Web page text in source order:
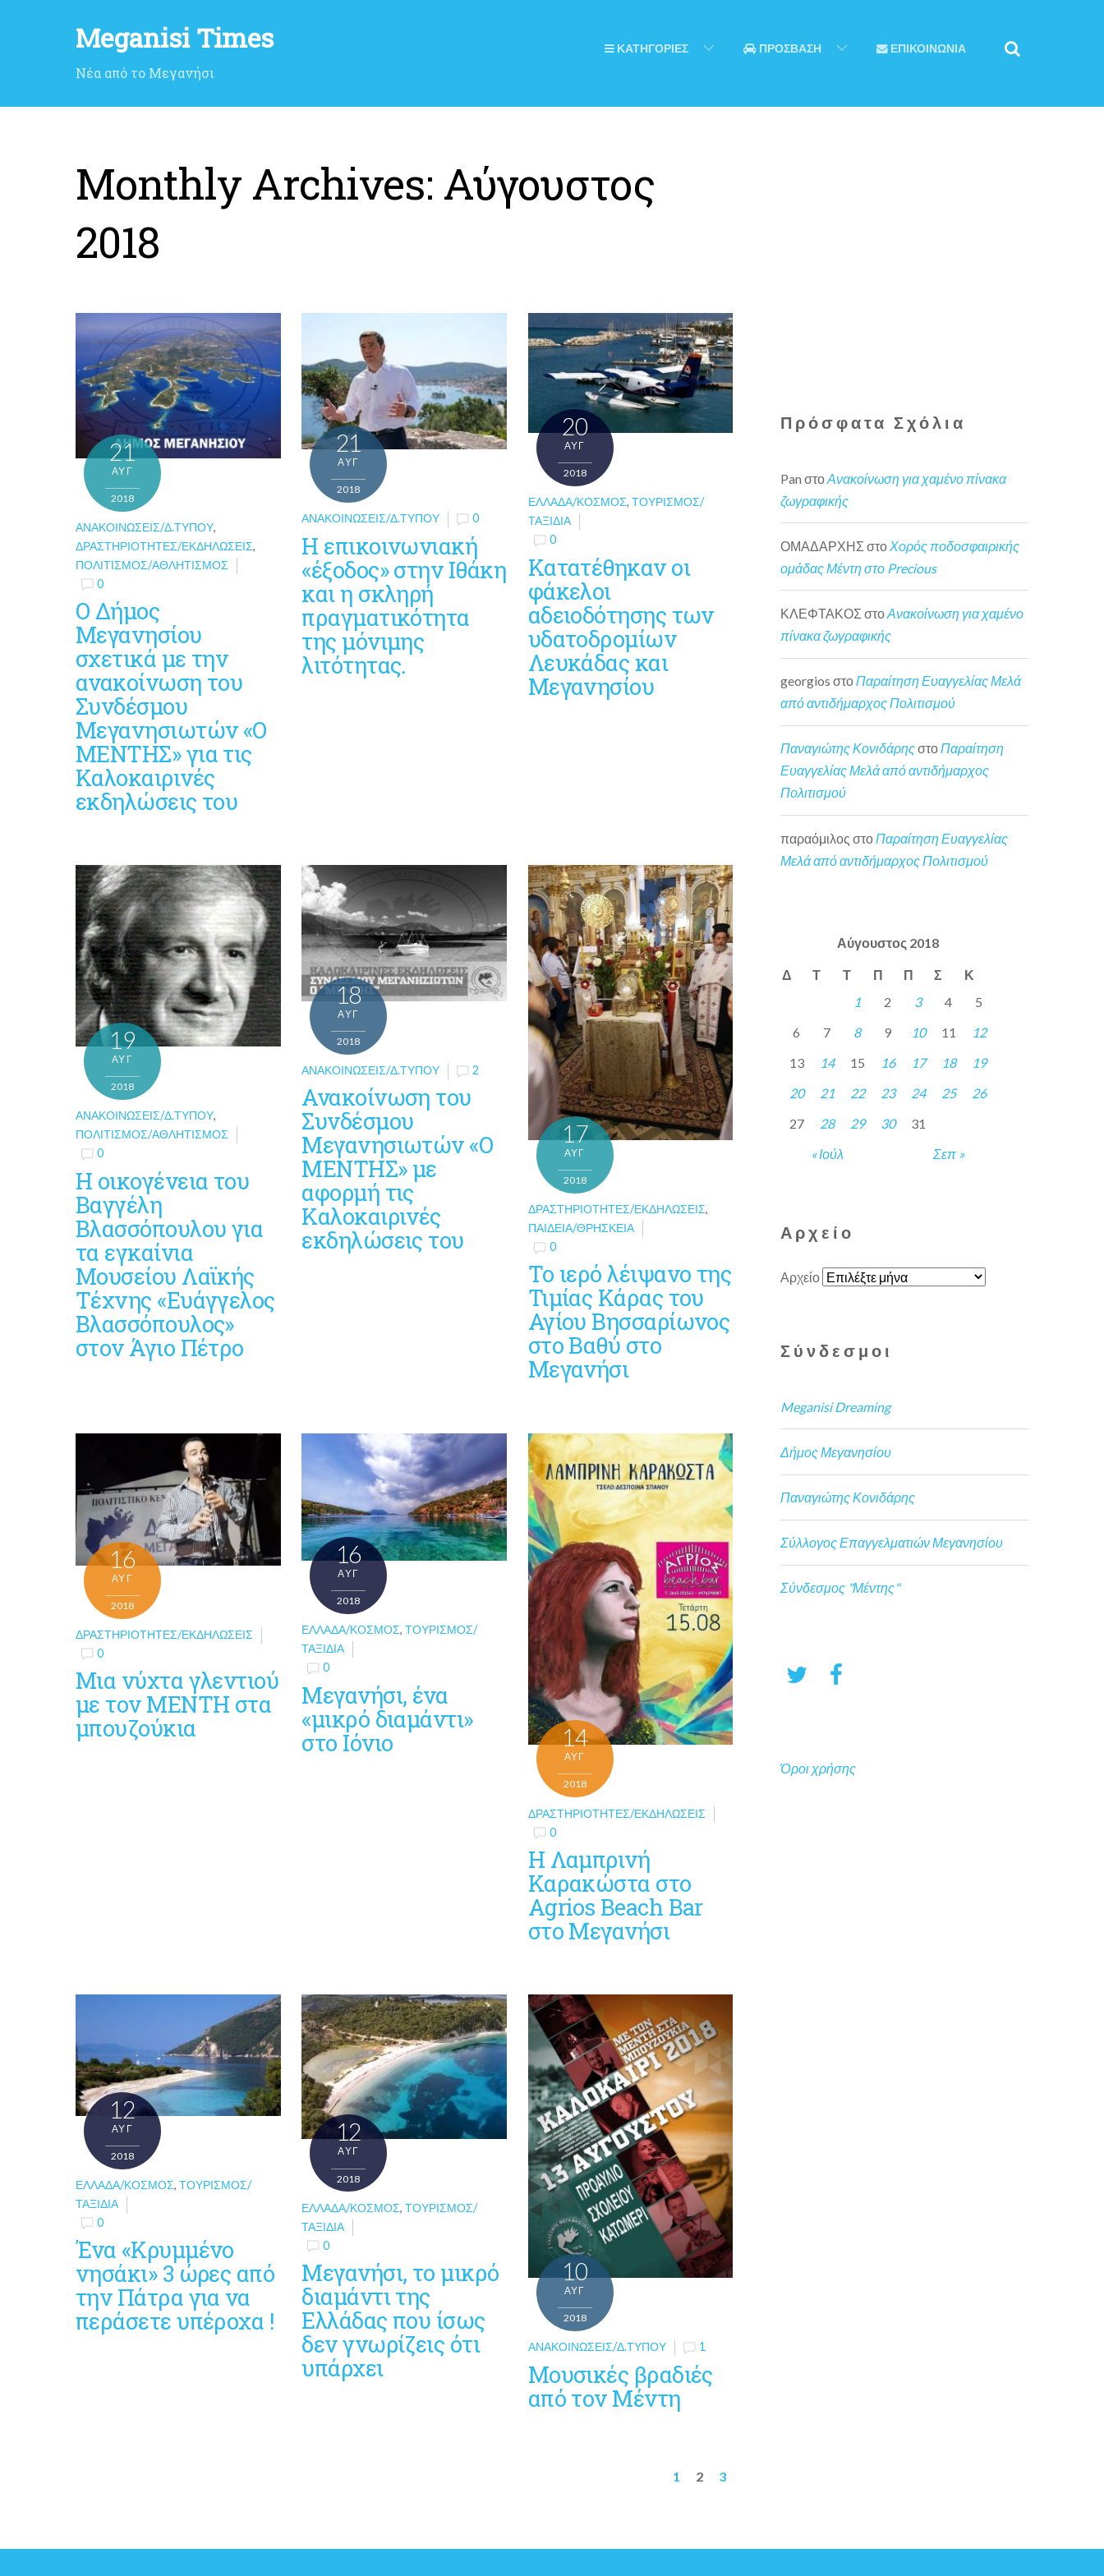
Meganisi Times
Νέα από το Μεγανήσι
ΚΑΤΗΓΟΡΙΕΣ ΠΡΟΣΒΑΣΗ ΕΠΙΚΟΙΝΩΝΙΑ
Monthly Archives: Αύγουστος
2018
21
ΑΥΓ
2018
ΑΝΑΚΟΙΝΏΣΕΙΣ/Δ.ΤΎΠΟΥ,
ΔΡΑΣΤΗΡΙΌΤΗΤΕΣ/ΕΚΔΗΛΏΣΕΙΣ,
ΠΟΛΙΤΙΣΜΌΣ/ΑΘΛΗΤΙΣΜΌΣ
0
Ο Δήμος
Μεγανησίου
σχετικά με την
ανακοίνωση του
Συνδέσμου
Μεγανησιωτών «Ο
ΜΕΝΤΗΣ» για τις
Καλοκαιρινές
εκδηλώσεις του
21
ΑΥΓ
2018
ΑΝΑΚΟΙΝΏΣΕΙΣ/Δ.ΤΎΠΟΥ 0
Η επικοινωνιακή
«έξοδος» στην Ιθάκη
και η σκληρή
πραγματικότητα
της μόνιμης
λιτότητας.
20
ΑΥΓ
2018
ΕΛΛΆΔΑ/ΚΌΣΜΟΣ, ΤΟΥΡΙΣΜΌΣ/
ΤΑΞΊΔΙΑ
0
Κατατέθηκαν οι
φάκελοι
αδειοδότησης των
υδατοδρομίων
Λευκάδας και
Μεγανησίου
19
ΑΥΓ
2018
ΑΝΑΚΟΙΝΏΣΕΙΣ/Δ.ΤΎΠΟΥ,
ΠΟΛΙΤΙΣΜΌΣ/ΑΘΛΗΤΙΣΜΌΣ
0
Η οικογένεια του
Βαγγέλη
Βλασσόπουλου για
τα εγκαίνια
Μουσείου Λαϊκής
Τέχνης «Ευάγγελος
Βλασσόπουλος»
στον Άγιο Πέτρο
18
ΑΥΓ
2018
ΑΝΑΚΟΙΝΏΣΕΙΣ/Δ.ΤΎΠΟΥ 2
Ανακοίνωση του
Συνδέσμου
Μεγανησιωτών «Ο
ΜΕΝΤΗΣ» με
αφορμή τις
Καλοκαιρινές
εκδηλώσεις του
17
ΑΥΓ
2018
ΔΡΑΣΤΗΡΙΌΤΗΤΕΣ/ΕΚΔΗΛΏΣΕΙΣ,
ΠΑΙΔΕΊΑ/ΘΡΗΣΚΕΊΑ
0
Το ιερό λέιψανο της
Τιμίας Κάρας του
Αγίου Βησσαρίωνος
στο Βαθύ στο
Μεγανήσι
16
ΑΥΓ
2018
ΔΡΑΣΤΗΡΙΌΤΗΤΕΣ/ΕΚΔΗΛΏΣΕΙΣ
0
Μια νύχτα γλεντιού
με τον ΜΕΝΤΗ στα
μπουζούκια
16
ΑΥΓ
2018
ΕΛΛΆΔΑ/ΚΌΣΜΟΣ,ΤΟΥΡΙΣΜΌΣ/
ΤΑΞΊΔΙΑ
0
Μεγανήσι, ένα
«μικρό διαμάντι»
στο Ιόνιο
14
ΑΥΓ
2018
ΔΡΑΣΤΗΡΙΌΤΗΤΕΣ/ΕΚΔΗΛΏΣΕΙΣ
0
Η Λαμπρινή
Καρακώστα στο
Agrios Beach Bar
στο Μεγανήσι
12
ΑΥΓ
2018
ΕΛΛΆΔΑ/ΚΌΣΜΟΣ, ΤΟΥΡΙΣΜΌΣ/
ΤΑΞΊΔΙΑ
0
Ένα «Κρυμμένο
νησάκι» 3 ώρες από
την Πάτρα για να
περάσετε υπέροχα !
12
ΑΥΓ
2018
ΕΛΛΆΔΑ/ΚΌΣΜΟΣ,ΤΟΥΡΙΣΜΌΣ/
ΤΑΞΊΔΙΑ
0
Μεγανήσι, το μικρό
διαμάντι της
Ελλάδας που ίσως
δεν γνωρίζεις ότι
υπάρχει
10
ΑΥΓ
2018
ΑΝΑΚΟΙΝΏΣΕΙΣ/Δ.ΤΎΠΟΥ 1
Μουσικές βραδιές
από τον Μέντη
1 2 3
Πρόσφατα Σχόλια
Pan στοΑνακοίνωση για χαμένο πίνακα
ζωγραφικής
ΟΜΑΔΑΡΧΗΣ στο Χορός ποδοσφαιρικής
ομάδας Μέντη στο Precious
ΚΛΕΦΤΑΚΟΣ στοΑνακοίνωση για χαμένο
πίνακα ζωγραφικής
georgios στοΠαραίτηση Ευαγγελίας Μελά
από αντιδήμαρχος Πολιτισμού
Παναγιώτης ΚονιδάρηςστοΠαραίτηση
Ευαγγελίας Μελά από αντιδήμαρχος
Πολιτισμού
παραόμιλος στο Παραίτηση Ευαγγελίας
Μελά από αντιδήμαρχος Πολιτισμού
Αύγουστος 2018
Δ Τ Τ Π Π Σ Κ
« Ιούλ Σεπ »
1 2 3 4
5
6
7 8 9 10 11
12
13
14 15 16 17 18
19
20
21 22 23 24 25
26
27
28 29 30 31
Αρχείο
Αρχείο
Σύνδεσμοι
Meganisi Dreaming
Δήμος Μεγανησίου
Παναγιώτης Κονιδάρης
Σύλλογος Επαγγελματιών Μεγανησίου
Σύνδεσμος "Μέντης"
Όροι χρήσης